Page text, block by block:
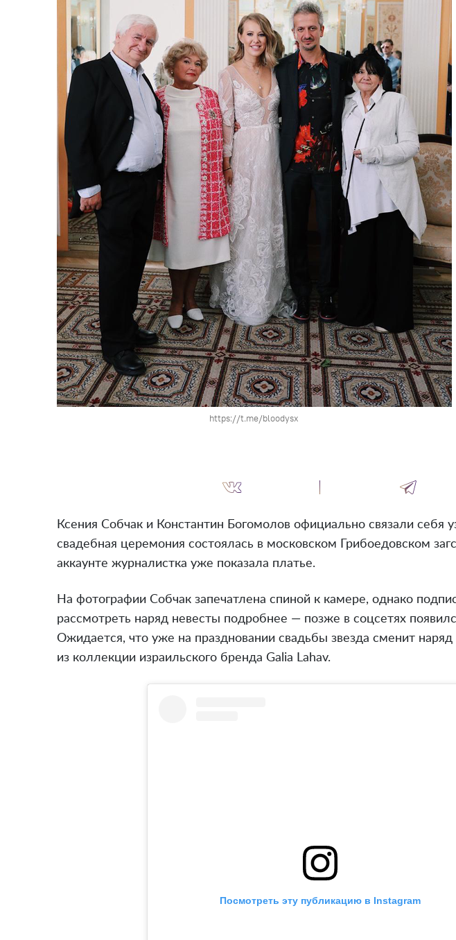
https://t.me/bloodysx
Ксения Собчак и Константин Богомолов официально связали себя
свадебная церемония состоялась в московском Грибоедовском
аккаунте журналистка уже показала платье.
На фотографии Собчак запечатлена спиной к камере, однако
рассмотреть наряд невесты подробнее — позже в соцсетях
Ожидается, что уже на праздновании свадьбы звезда сменит наряд
из коллекции израильского бренда Galia Lahav.
Посмотреть эту публикацию в Instagram